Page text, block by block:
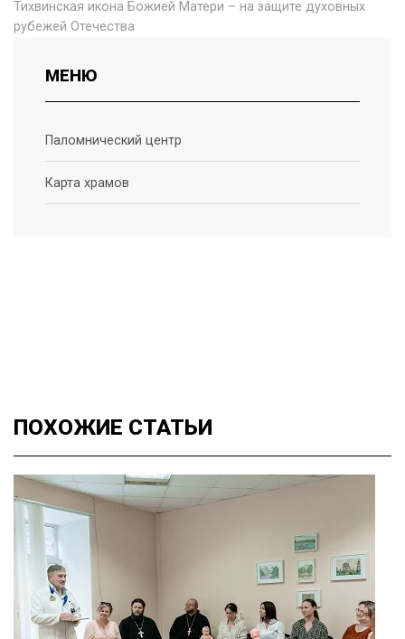
Тихвинская икона Божией Матери – на защите духовных
рубежей Отечества
МЕНЮ
Паломнический центр
Карта храмов
ПОХОЖИЕ СТАТЬИ